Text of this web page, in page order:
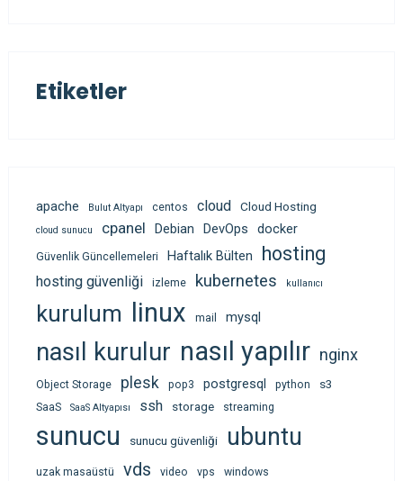
Etiketler
apache Bulut Altyapı centos cloud Cloud Hosting
cloud sunucu cpanel Debian DevOps docker
Güvenlik Güncellemeleri Haftalık Bülten hosting
hosting güvenliği izleme kubernetes kullanıcı
kurulum linux mail mysql
nasıl kurulur nasıl yapılır nginx
Object Storage plesk pop3 postgresql python s3
SaaS SaaS Altyapısı ssh storage streaming
sunucu sunucu güvenliği ubuntu
uzak masaüstü vds video vps windows